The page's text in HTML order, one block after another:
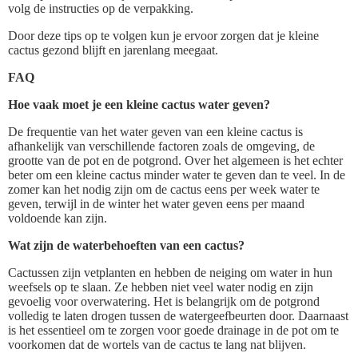
volg de instructies op de verpakking.
Door deze tips op te volgen kun je ervoor zorgen dat je kleine
cactus gezond blijft en jarenlang meegaat.
FAQ
Hoe vaak moet je een kleine cactus water geven?
De frequentie van het water geven van een kleine cactus is
afhankelijk van verschillende factoren zoals de omgeving, de
grootte van de pot en de potgrond. Over het algemeen is het echter
beter om een kleine cactus minder water te geven dan te veel. In de
zomer kan het nodig zijn om de cactus eens per week water te
geven, terwijl in de winter het water geven eens per maand
voldoende kan zijn.
Wat zijn de waterbehoeften van een cactus?
Cactussen zijn vetplanten en hebben de neiging om water in hun
weefsels op te slaan. Ze hebben niet veel water nodig en zijn
gevoelig voor overwatering. Het is belangrijk om de potgrond
volledig te laten drogen tussen de watergeefbeurten door. Daarnaast
is het essentieel om te zorgen voor goede drainage in de pot om te
voorkomen dat de wortels van de cactus te lang nat blijven.